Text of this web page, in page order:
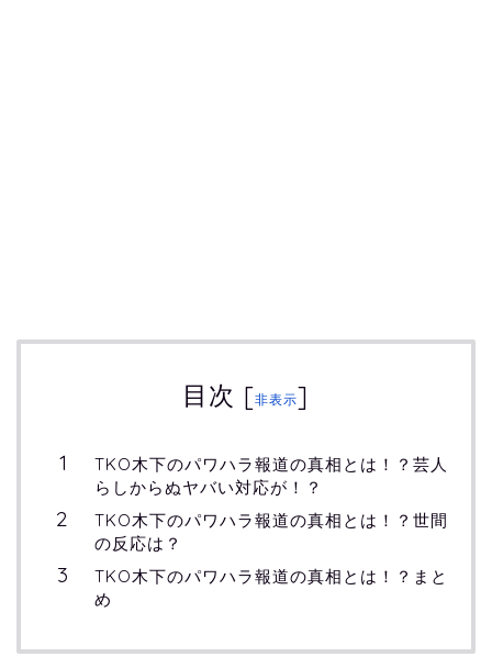
目次 [非表示]
TKO木下のパワハラ報道の真相とは！？芸人
らしからぬヤバい対応が！？
TKO木下のパワハラ報道の真相とは！？世間
の反応は？
TKO木下のパワハラ報道の真相とは！？まと
め